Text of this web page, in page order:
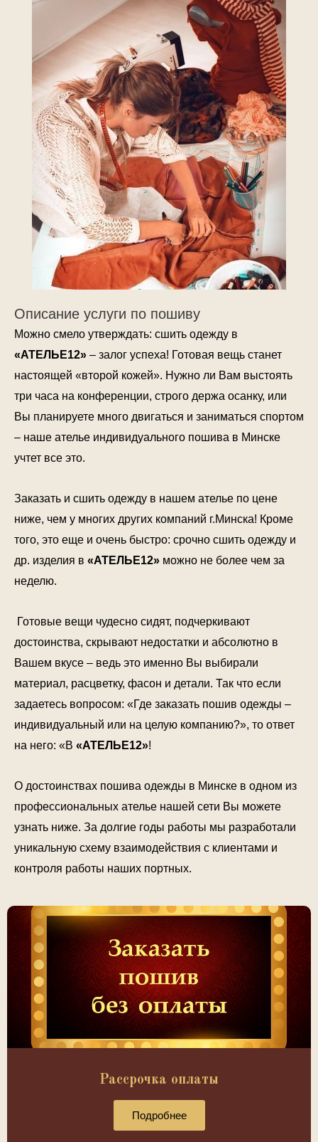
Описание услуги по пошиву
Можно смело утверждать: сшить одежду в
«АТЕЛЬЕ12» – залог успеха! Готовая вещь станет
настоящей «второй кожей». Нужно ли Вам выстоять
три часа на конференции, строго держа осанку, или
Вы планируете много двигаться и заниматься спортом
– наше ателье индивидуального пошива в Минске
учтет все это.
Заказать и сшить одежду в нашем ателье по цене
ниже, чем у многих других компаний г.Минска! Кроме
того, это еще и очень быстро: срочно сшить одежду и
др. изделия в «АТЕЛЬЕ12» можно не более чем за
неделю.
Готовые вещи чудесно сидят, подчеркивают
достоинства, скрывают недостатки и абсолютно в
Вашем вкусе – ведь это именно Вы выбирали
материал, расцветку, фасон и детали. Так что если
задаетесь вопросом: «Где заказать пошив одежды –
индивидуальный или на целую компанию?», то ответ
на него: «В «АТЕЛЬЕ12»!
О достоинствах пошива одежды в Минске в одном из
профессиональных ателье нашей сети Вы можете
узнать ниже. За долгие годы работы мы разработали
уникальную схему взаимодействия с клиентами и
контроля работы наших портных.
Рассрочка оплаты
Подробнее